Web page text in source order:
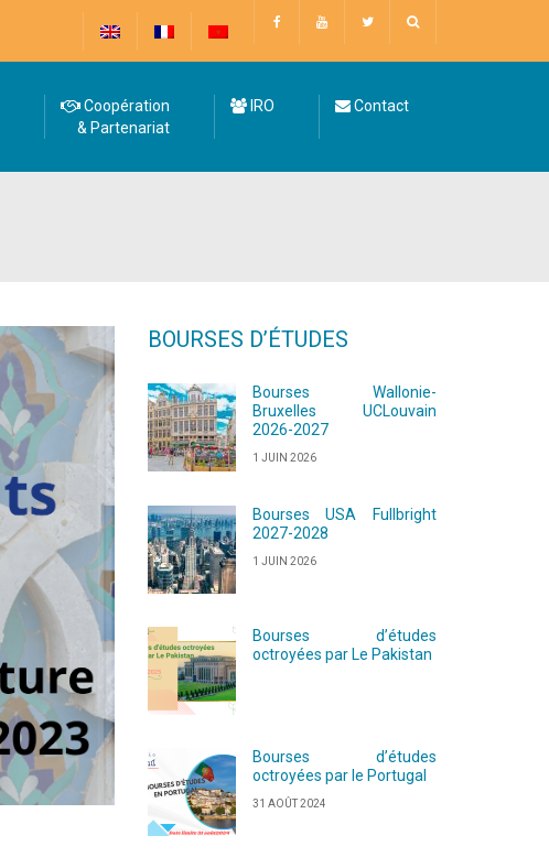
Coopération
& Partenariat
IRO Contact
BOURSES D’ÉTUDES
Bourses Wallonie-
Bruxelles UCLouvain
2026-2027
1 JUIN 2026
Bourses USA Fullbright
2027-2028
1 JUIN 2026
Bourses d’études
octroyées par Le Pakistan
Bourses d’études
octroyées par le Portugal
31 AOÛT 2024